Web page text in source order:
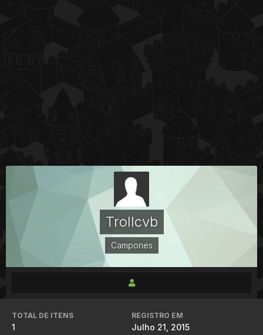
Trollcvb
Campones
TOTAL DE ITENS
1
REGISTRO EM
Julho 21, 2015